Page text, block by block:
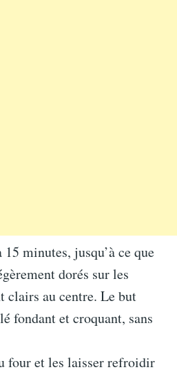
minutes, jusqu’à ce que
dorés sur les
clairs au centre. Le but
fondant et croquant, sans
four et les laisser refroidir